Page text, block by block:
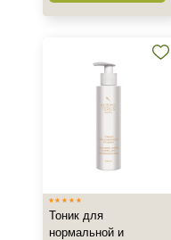
Универсальная
Все типы кожи
Зрелая
Показать еще
Тоник для
нормальной и